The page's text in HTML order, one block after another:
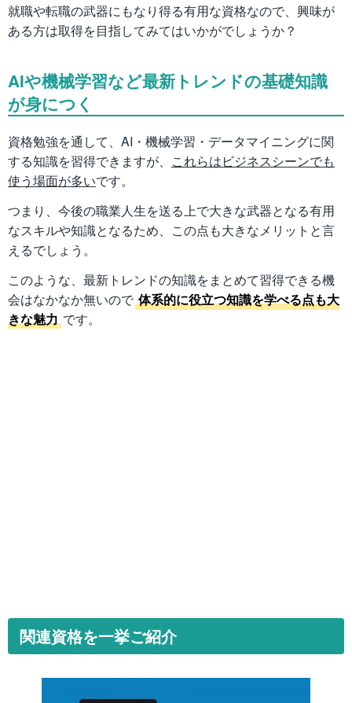
就職や転職の武器にもなり得る有用な資格なので、興味が
ある方は取得を目指してみてはいかがでしょうか？
AIや機械学習など最新トレンドの基礎知識
が身につく
資格勉強を通して、AI・機械学習・データマイニングに関
する知識を習得できますが、 これらはビジネスシーンでも
使う場面が多いです。
つまり、今後の職業人生を送る上で大きな武器となる有用
なスキルや知識となるため、この点も大きなメリットと言
えるでしょう。
このような、最新トレンドの知識をまとめて習得できる機
会はなかなか無いので 体系的に役立つ知識を学べる点も大
きな魅力 です。
関連資格を一挙ご紹介